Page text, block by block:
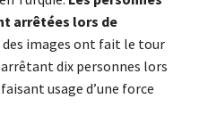
arrêtées lors de
des images ont fait le tour
dix personnes lors
usage d’une force